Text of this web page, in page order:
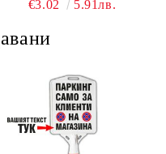
€3.02 5.91лв.